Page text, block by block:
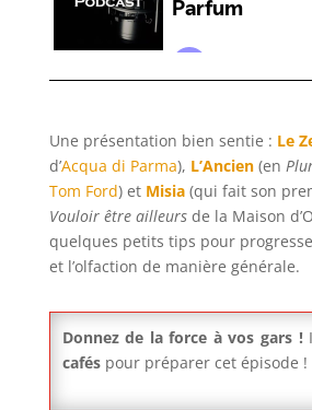
Une présentation bien sentie : Le
d’Acqua di Parma), L’Ancien(en
Tom Ford) et Misia (qui fait son
Vouloir être ailleurs de la Maison
quelques petits tips pour
et l’olfaction de manière générale.
Donnez de la force à vos gars !
caféspour préparer cet épisode !